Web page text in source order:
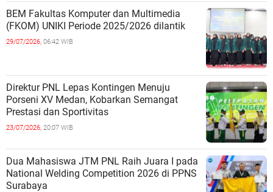
BEM Fakultas Komputer dan Multimedia
(FKOM) UNIKI Periode 2025/2026 dilantik
29/07/2026, 06:42 WIB
Direktur PNL Lepas Kontingen Menuju
Porseni XV Medan, Kobarkan Semangat
Prestasi dan Sportivitas
23/07/2026, 20:07 WIB
Dua Mahasiswa JTM PNL Raih Juara I pada
National Welding Competition 2026 di PPNS
Surabaya